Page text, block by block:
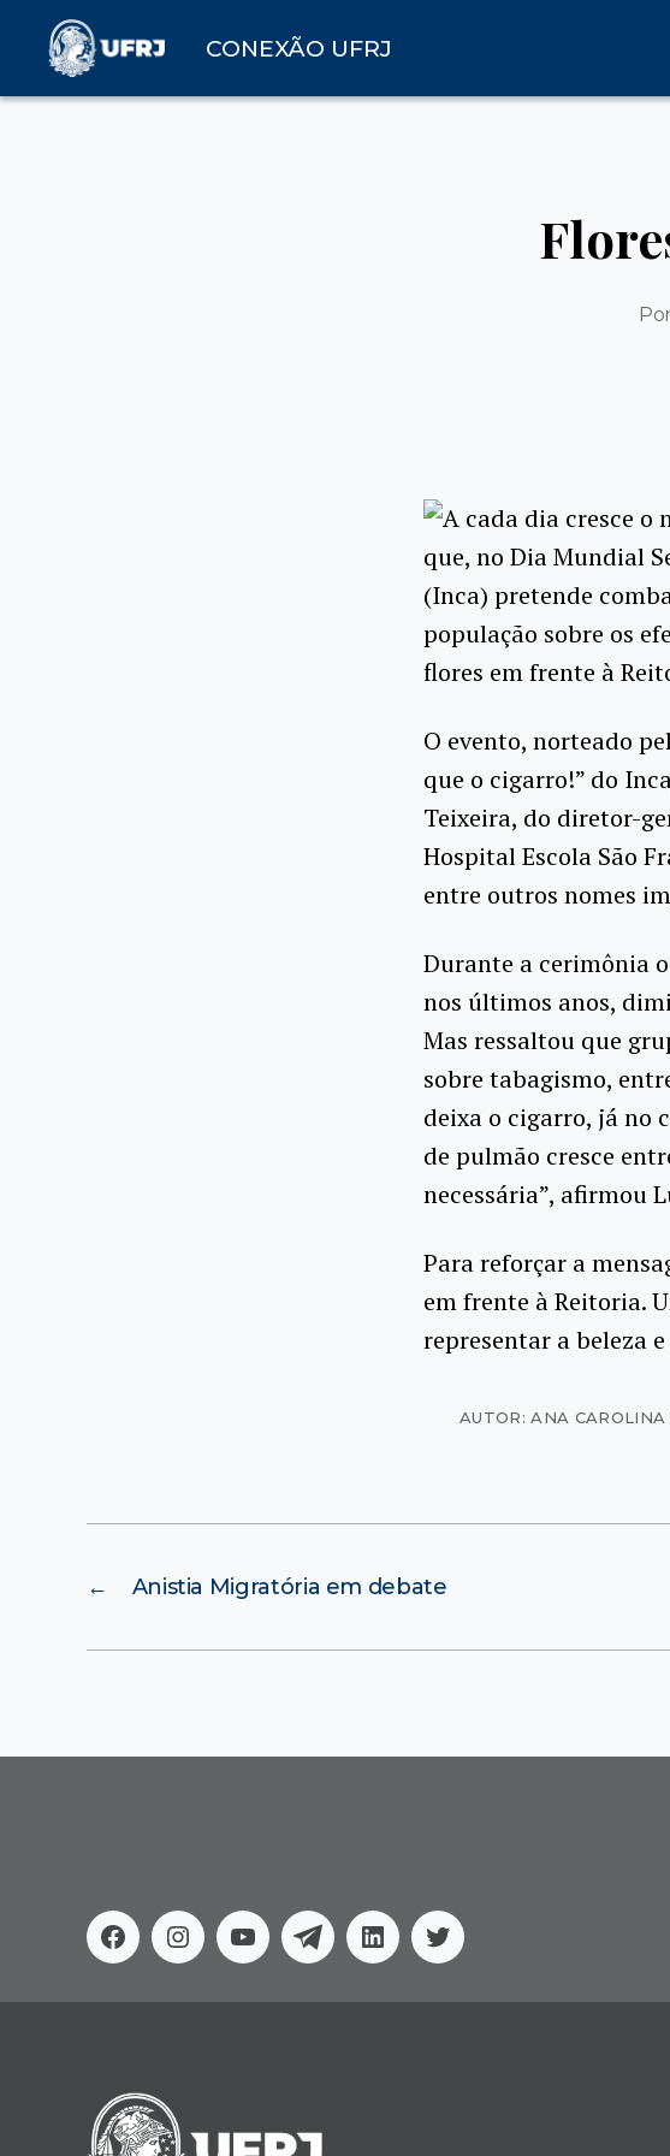
CONEXÃO UFRJ
Por
A cada dia cresce o
que, no Dia Mundial
(Inca) pretende
população sobre os
flores em frente à
O evento, norteado
que o cigarro!” do
Teixeira, do diretor-
Hospital Escola São
entre outros nomes
Durante a cerimônia
nos últimos anos,
Mas ressaltou que
sobre tabagismo,
deixa o cigarro, já no
de pulmão cresce
necessária”, afirmou
Para reforçar a
em frente à Reitoria.
representar a beleza
AUTOR: ANA CAROLINA
← Anistia Migratória em debate
FacebookInstagram
YoutubeTelegramLinkedinTwitter